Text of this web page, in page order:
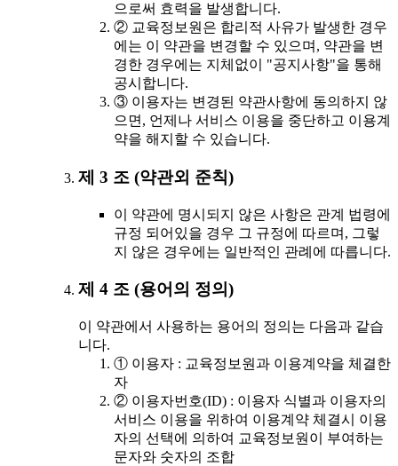
으로써 효력을 발생합니다.
② 교육정보원은 합리적 사유가 발생한 경우
에는 이 약관을 변경할 수 있으며, 약관을 변
경한 경우에는 지체없이 "공지사항"을 통해
공시합니다.
③ 이용자는 변경된 약관사항에 동의하지 않
으면, 언제나 서비스 이용을 중단하고 이용계
약을 해지할 수 있습니다.
제 3 조 (약관외 준칙)
이 약관에 명시되지 않은 사항은 관계 법령에
규정 되어있을 경우 그 규정에 따르며, 그렇
지 않은 경우에는 일반적인 관례에 따릅니다.
제 4 조 (용어의 정의)
이 약관에서 사용하는 용어의 정의는 다음과 같습
니다.
① 이용자 : 교육정보원과 이용계약을 체결한
자
② 이용자번호(ID) : 이용자 식별과 이용자의
서비스 이용을 위하여 이용계약 체결시 이용
자의 선택에 의하여 교육정보원이 부여하는
문자와 숫자의 조합